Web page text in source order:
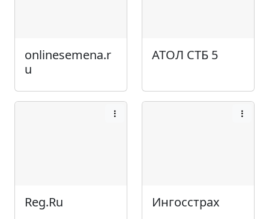
onlinesemena.r
u
АТОЛ СТБ 5
Reg.Ru Ингосстрах